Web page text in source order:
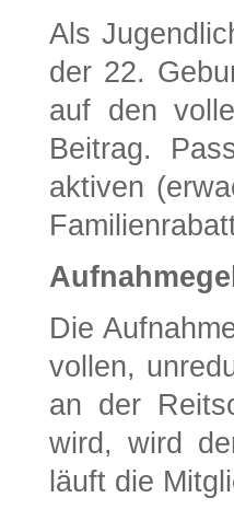
Als
der 22.
auf den
Beitrag.
aktiven
Die
vollen,
an der
wird, wird
läuft die